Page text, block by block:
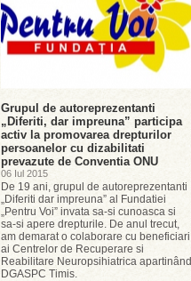
Grupul de autoreprezentanti
„Diferiti, dar impreuna” participa
activ la promovarea drepturilor
persoanelor cu dizabilitati
prevazute de Conventia ONU
06 Iul 2015
De 19 ani, grupul de autoreprezentanti
„Diferiti dar impreuna” al Fundatiei
„Pentru Voi” invata sa-si cunoasca si
sa-si apere drepturile. De anul trecut,
am demarat o colaborare cu beneficiari
ai Centrelor de Recuperare si
Reabilitare Neuropsihiatrica apartinând
DGASPC Timis.